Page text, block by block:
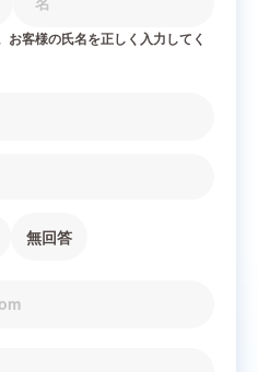
客様の氏名を正しく入力してく
無回答